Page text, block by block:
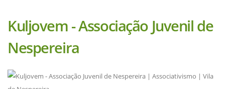
Kuljovem - Associação Juvenil de
Nespereira